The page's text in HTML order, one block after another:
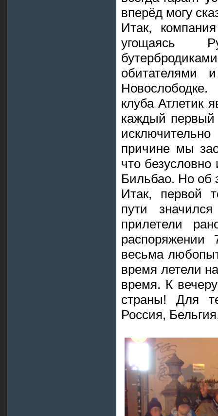
вперёд могу
Итак,
угощаясь
обитателями
клуба Атлетик
каждый первый
причине мы
что
Бильбао. Но об
Итак, первой
пути
прилетели
весьма
время летели
время. К
страны! Для
Россия,